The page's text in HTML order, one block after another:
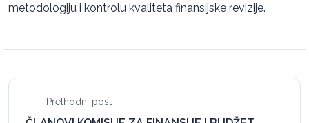
metodologiju i kontrolu kvaliteta finansijske revizije.
Prethodni post